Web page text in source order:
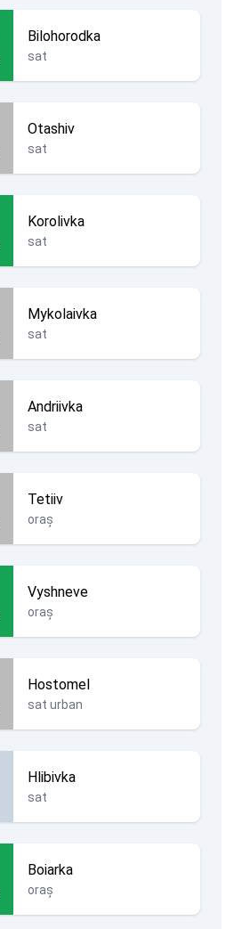
Bilohorodka
sat
Otashiv
sat
Korolivka
sat
Mykolaivka
sat
Andriivka
sat
Tetiiv
oraș
Vyshneve
oraș
Hostomel
sat urban
Hlibivka
sat
Boiarka
oraș